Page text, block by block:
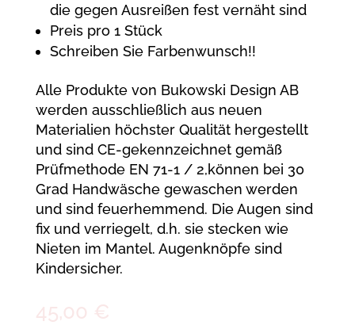
die gegen Ausreißen fest vernäht sind
Preis pro 1 Stück
Schreiben Sie Farbenwunsch!!
Alle Produkte von Bukowski Design AB
werden ausschließlich aus neuen
Materialien höchster Qualität hergestellt
und sind CE-gekennzeichnet gemäß
Prüfmethode EN 71-1 / 2,können bei 30
Grad Handwäsche gewaschen werden
und sind feuerhemmend. Die Augen sind
fix und verriegelt, d.h. sie stecken wie
Nieten im Mantel. Augenknöpfe sind
Kindersicher.
45,00 €